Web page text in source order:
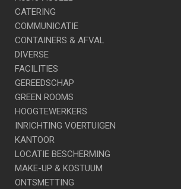
CATERING
COMMUNICATIE
CONTAINERS & AFVAL
DIVERSE
FACILITIES
GEREEDSCHAP
GREEN ROOMS
HOOGTEWERKERS
INRICHTING VOERTUIGEN
KANTOOR
LOCATIE BESCHERMING
MAKE-UP & KOSTUUM
ONTSMETTING